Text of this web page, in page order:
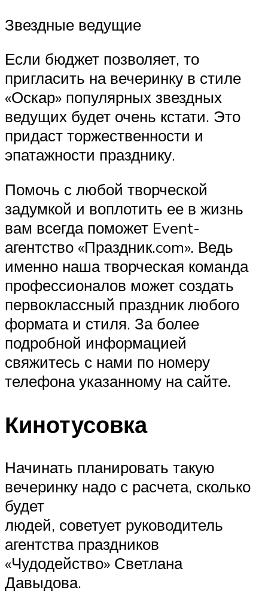
Звездные ведущие
Если бюджет позволяет, то
пригласить на вечеринку в стиле
«Оскар» популярных звездных
ведущих будет очень кстати. Это
придаст торжественности и
эпатажности празднику.
Помочь с любой творческой
задумкой и воплотить ее в жизнь
вам всегда поможет Event-
агентство «Праздник.com». Ведь
именно наша творческая команда
профессионалов может создать
первоклассный праздник любого
формата и стиля. За более
подробной информацией
свяжитесь с нами по номеру
телефона указанному на сайте.
Кинотусовка
Начинать планировать такую
вечеринку надо с расчета, сколько
будет
людей, советует руководитель
агентства праздников
«Чудодейство» Светлана
Давыдова.